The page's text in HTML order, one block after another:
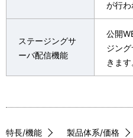
が行わ
ステージングサ
ーバ配信機能
公開
ジン
きます
特長/機能 製品体系/価格